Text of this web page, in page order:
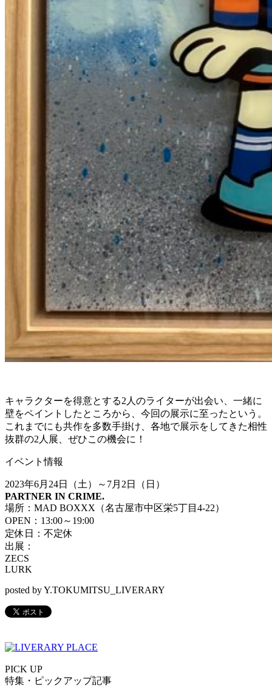
キャラクターを得意とする2人のライターが出会い、一緒に
壁をペイントしたところから、今回の展示に至ったという。
これまでにも共作を多数手掛け、各地で展示をしてきた相性
抜群の2人展、ぜひこの機会に！
イベント情報
2023年6月24日（土）～7月2日（日）
PARTNER IN CRIME.
場所：MAD BOXXX（名古屋市中区栄5丁目4-22）
OPEN：13:00～19:00
定休日：不定休
出展：
ZECS
LURK
posted by Y.TOKUMITSU_LIVERARY
PICK UP
特集・ピックアップ記事